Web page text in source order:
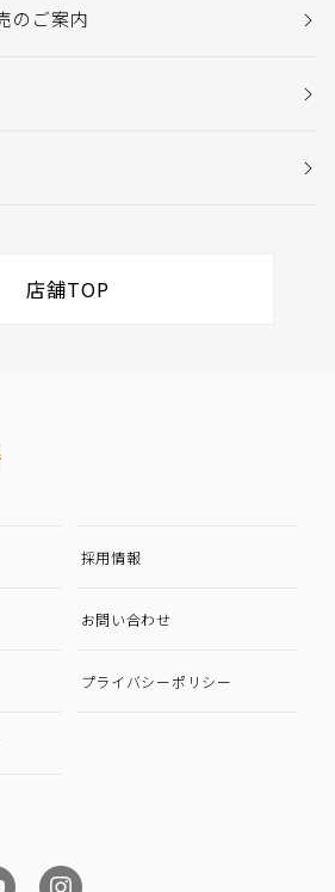
のご案内
店舗TOP
採用情報
お問い合わせ
プライバシーポリシー